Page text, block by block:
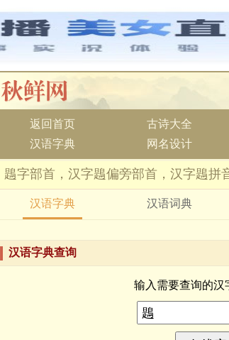
返回首页 古诗大全
汉语字典
网名设计
鶗字部首，汉字鶗偏旁部首，汉字鶗
汉语字典 汉语词典
汉语字典查询
输入需要查询的汉